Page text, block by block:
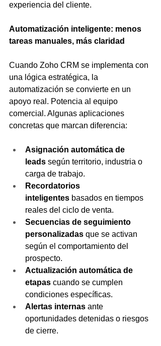
experiencia del cliente.
Automatización inteligente: menos
tareas manuales, más claridad
Cuando Zoho CRM se implementa con
una lógica estratégica, la
automatización se convierte en un
apoyo real. Potencia al equipo
comercial. Algunas aplicaciones
concretas que marcan diferencia:
Asignación automática de
leads según territorio, industria o
carga de trabajo.
Recordatorios
inteligentes basados en tiempos
reales del ciclo de venta.
Secuencias de seguimiento
personalizadas que se activan
según el comportamiento del
prospecto.
Actualización automática de
etapas cuando se cumplen
condiciones específicas.
Alertas internas ante
oportunidades detenidas o riesgos
de cierre.